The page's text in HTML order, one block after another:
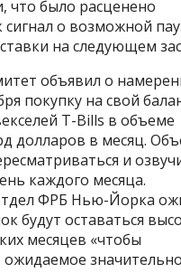
что было расценено
о возможной
на следующем
объявил о
покупку на свой
T-Bills в объеме
долларов в месяц.
и
каждого месяца.
ФРБ Нью-Йорка
будут оставаться
месяцев «чтобы